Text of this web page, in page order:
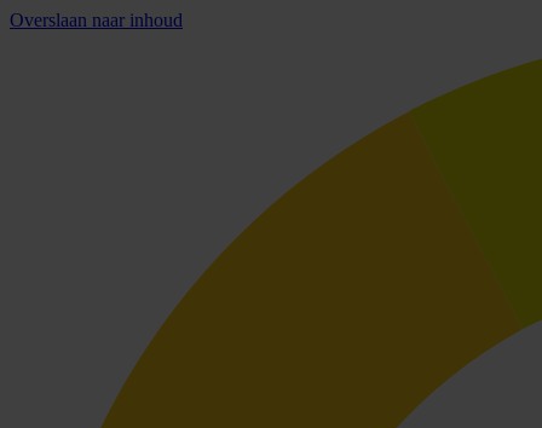
Overslaan naar inhoud